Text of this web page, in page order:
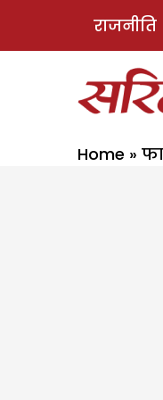
राजनीति
Home »